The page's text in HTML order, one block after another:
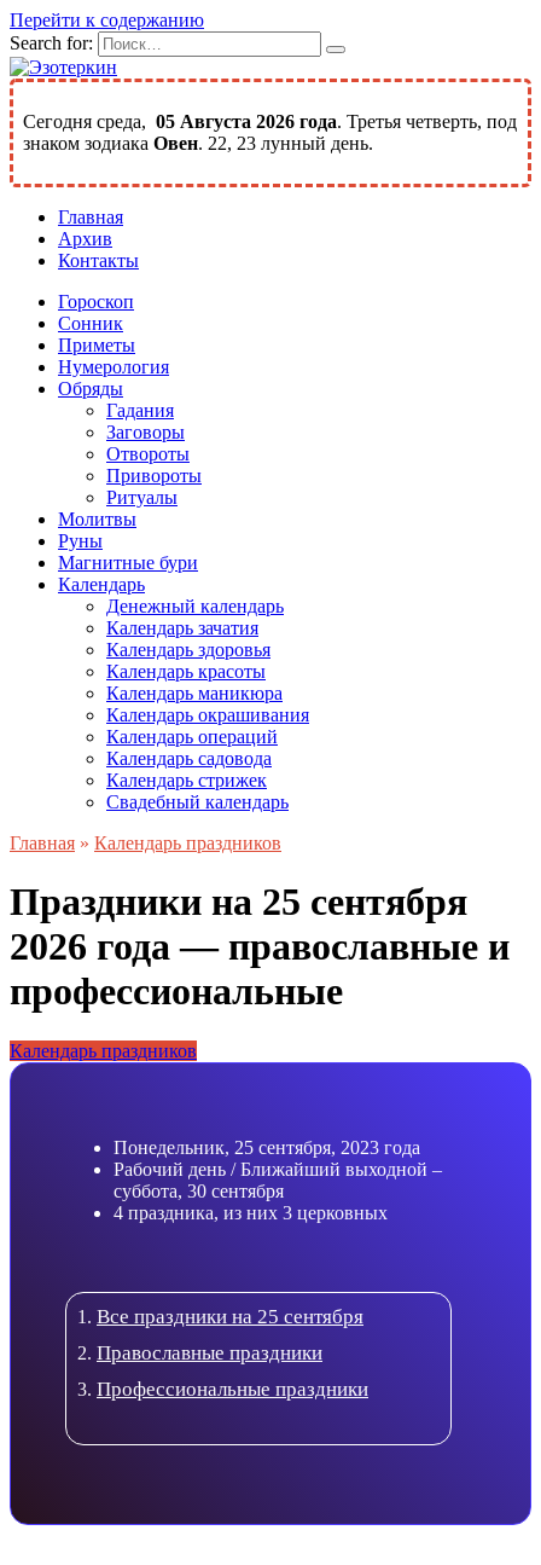
Перейти к содержанию
Search for:
Сегодня среда, 05 Августа 2026 года. Третья четверть, под
знаком зодиака Овен. 22, 23 лунный день.
Главная
Архив
Контакты
Гороскоп
Сонник
Приметы
Нумерология
Обряды
Гадания
Заговоры
Отвороты
Привороты
Ритуалы
Молитвы
Руны
Магнитные бури
Календарь
Денежный календарь
Календарь зачатия
Календарь здоровья
Календарь красоты
Календарь маникюра
Календарь окрашивания
Календарь операций
Календарь садовода
Календарь стрижек
Свадебный календарь
Главная » Календарь праздников
Праздники на 25 сентября
2026 года — православные и
профессиональные
Календарь праздников
Понедельник, 25 сентября, 2023 года
Рабочий день / Ближайший выходной –
суббота, 30 сентября
4 праздника, из них 3 церковных
Все праздники на 25 сентября
Православные праздники
Профессиональные праздники